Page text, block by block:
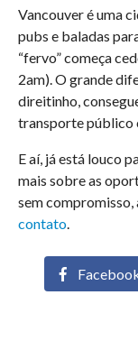
Vancouver é uma
pubs e baladas
“fervo” começa
2am). O grande
direitinho,
transporte público
E aí, já está louco
mais sobre as
sem compromisso,
contato.